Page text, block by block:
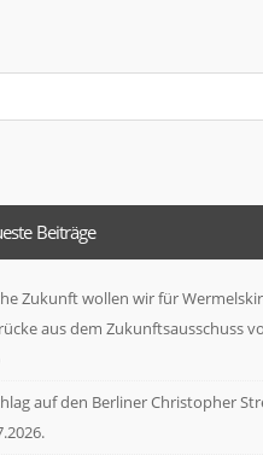
Beiträge
Zukunft wollen wir für
aus dem Zukunftsausschuss
auf den Berliner Christopher